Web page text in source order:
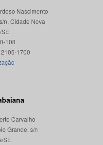
Nascimento
n, Cidade Nova
108
Carvalho
Grande, s/n
SE